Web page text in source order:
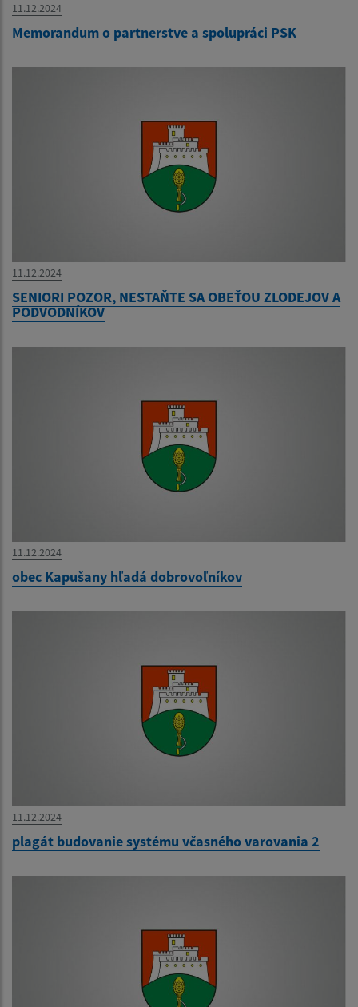
11.12.2024
Memorandum o partnerstve a spolupráci PSK
11.12.2024
SENIORI POZOR, NESTAŇTE SA OBEŤOU ZLODEJOV A
PODVODNÍKOV
11.12.2024
obec Kapušany hľadá dobrovoľníkov
11.12.2024
plagát budovanie systému včasného varovania 2